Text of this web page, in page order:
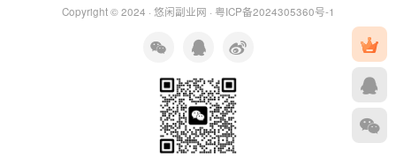
Copyright © 2024 · 悠闲副业网 · 粤ICP备2024305360号-1